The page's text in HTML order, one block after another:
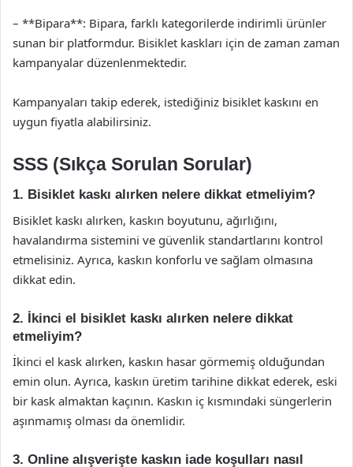
– **Bipara**: Bipara, farklı kategorilerde indirimli ürünler
sunan bir platformdur. Bisiklet kaskları için de zaman zaman
kampanyalar düzenlenmektedir.
Kampanyaları takip ederek, istediğiniz bisiklet kaskını en
uygun fiyatla alabilirsiniz.
SSS (Sıkça Sorulan Sorular)
1. Bisiklet kaskı alırken nelere dikkat etmeliyim?
Bisiklet kaskı alırken, kaskın boyutunu, ağırlığını,
havalandırma sistemini ve güvenlik standartlarını kontrol
etmelisiniz. Ayrıca, kaskın konforlu ve sağlam olmasına
dikkat edin.
2. İkinci el bisiklet kaskı alırken nelere dikkat
etmeliyim?
İkinci el kask alırken, kaskın hasar görmemiş olduğundan
emin olun. Ayrıca, kaskın üretim tarihine dikkat ederek, eski
bir kask almaktan kaçının. Kaskın iç kısmındaki süngerlerin
aşınmamış olması da önemlidir.
3. Online alışverişte kaskın iade koşulları nasıl